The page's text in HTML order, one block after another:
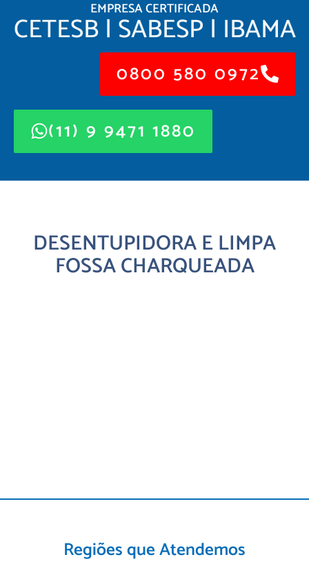
EMPRESA CERTIFICADA
CETESB | SABESP | IBAMA
0800 580 0972
(11) 9 9471 1880
DESENTUPIDORA E LIMPA
FOSSA CHARQUEADA
Regiões que Atendemos